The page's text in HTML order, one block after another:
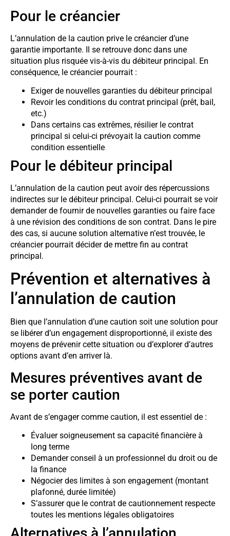
Pour le créancier
L’annulation de la caution prive le créancier d’une
garantie importante. Il se retrouve donc dans une
situation plus risquée vis-à-vis du débiteur principal. En
conséquence, le créancier pourrait :
Exiger de nouvelles garanties du débiteur principal
Revoir les conditions du contrat principal (prêt, bail,
etc.)
Dans certains cas extrêmes, résilier le contrat
principal si celui-ci prévoyait la caution comme
condition essentielle
Pour le débiteur principal
L’annulation de la caution peut avoir des répercussions
indirectes sur le débiteur principal. Celui-ci pourrait se voir
demander de fournir de nouvelles garanties ou faire face
à une révision des conditions de son contrat. Dans le pire
des cas, si aucune solution alternative n’est trouvée, le
créancier pourrait décider de mettre fin au contrat
principal.
Prévention et alternatives à
l’annulation de caution
Bien que l’annulation d’une caution soit une solution pour
se libérer d’un engagement disproportionné, il existe des
moyens de prévenir cette situation ou d’explorer d’autres
options avant d’en arriver là.
Mesures préventives avant de
se porter caution
Avant de s’engager comme caution, il est essentiel de :
Évaluer soigneusement sa capacité financière à
long terme
Demander conseil à un professionnel du droit ou de
la finance
Négocier des limites à son engagement (montant
plafonné, durée limitée)
S’assurer que le contrat de cautionnement respecte
toutes les mentions légales obligatoires